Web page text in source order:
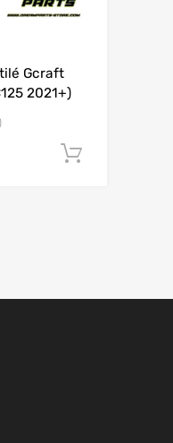
Gcraft
2021+)